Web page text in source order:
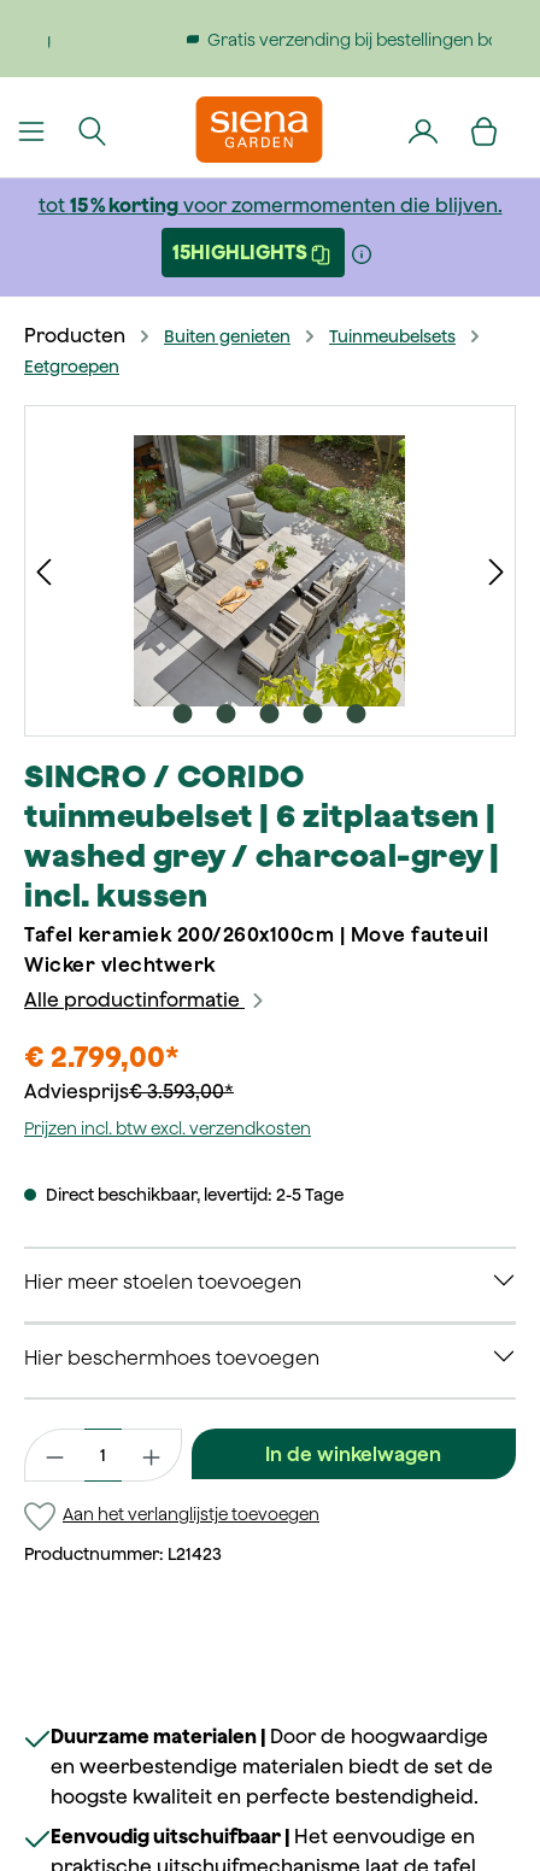
Gratis verzending bij bestellingen boven €199
tot 15 % kortingvoor zomermomenten die blijven.
15HIGHLIGHTS
Producten Buiten genieten
Tuinmeubelsets
Eetgroepen
SINCRO / CORIDO
tuinmeubelset | 6 zitplaatsen |
washed grey / charcoal-grey |
incl. kussen
Tafel keramiek 200/260x100cm | Move fauteuil
Wicker vlechtwerk
Alle productinformatie
€ 2.799,00*
Adviesprijs€ 3.593,00*
Prijzen incl. btw excl. verzendkosten
Direct beschikbaar, levertijd: 2-5 Tage
Hier meer stoelen toevoegen
Hier beschermhoes toevoegen
Productaantal: Voer de gewenste waarde in of gebruik de
In de winkelwagen
Aan het verlanglijstje toevoegen
Productnummer: L21423
Duurzame materialen | Door de hoogwaardige
en weerbestendige materialen biedt de set de
hoogste kwaliteit en perfecte bestendigheid.
Eenvoudig uitschuifbaar | Het eenvoudige en
praktische uitschuifmechanisme laat de tafel